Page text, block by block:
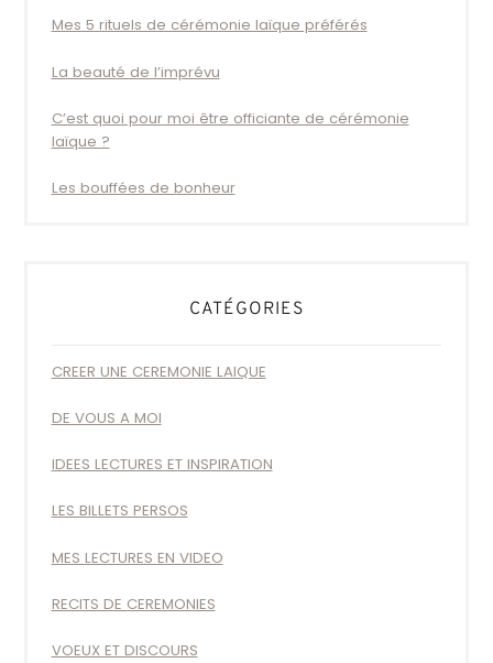
Mes 5 rituels de cérémonie laïque préférés
La beauté de l’imprévu
C’est quoi pour moi être officiante de cérémonie
laïque ?
Les bouffées de bonheur
CATÉGORIES
CREER UNE CEREMONIE LAIQUE
DE VOUS A MOI
IDEES LECTURES ET INSPIRATION
LES BILLETS PERSOS
MES LECTURES EN VIDEO
RECITS DE CEREMONIES
VOEUX ET DISCOURS